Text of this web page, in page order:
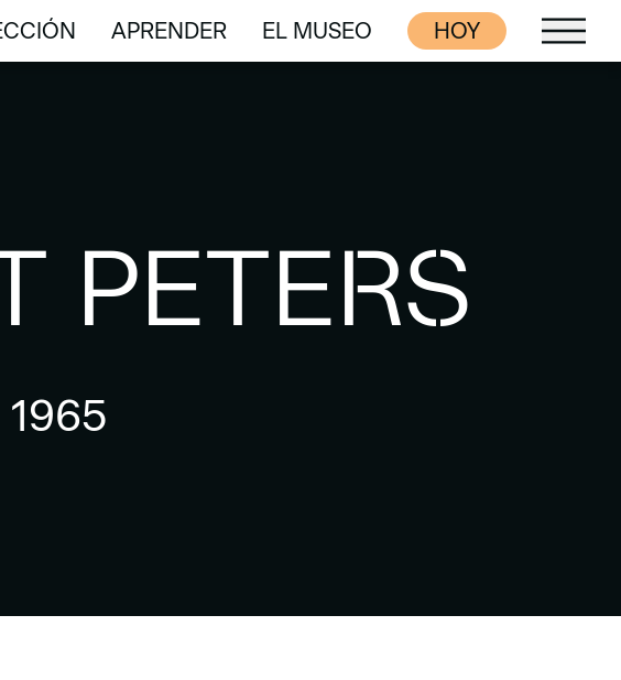
APRENDER
APRENDER
EL MUSEO
EL MUSEO
HOY
PETERS